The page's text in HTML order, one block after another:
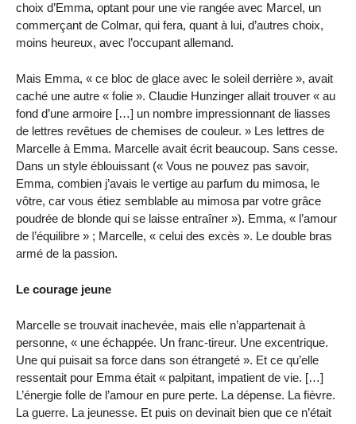
choix d’Emma, optant pour une vie rangée avec Marcel, un
commerçant de Colmar, qui fera, quant à lui, d’autres choix,
moins heureux, avec l’occupant allemand.
Mais Emma, « ce bloc de glace avec le soleil derrière », avait
caché une autre « folie ». Claudie Hunzinger allait trouver « au
fond d’une armoire […] un nombre impressionnant de liasses
de lettres revêtues de chemises de couleur. » Les lettres de
Marcelle à Emma. Marcelle avait écrit beaucoup. Sans cesse.
Dans un style éblouissant (« Vous ne pouvez pas savoir,
Emma, combien j’avais le vertige au parfum du mimosa, le
vôtre, car vous étiez semblable au mimosa par votre grâce
poudrée de blonde qui se laisse entraîner »). Emma, « l’amour
de l’équilibre » ; Marcelle, « celui des excès ». Le double bras
armé de la passion.
Le courage jeune
Marcelle se trouvait inachevée, mais elle n’appartenait à
personne, « une échappée. Un franc-tireur. Une excentrique.
Une qui puisait sa force dans son étrangeté ». Et ce qu’elle
ressentait pour Emma était « palpitant, impatient de vie. […]
L’énergie folle de l’amour en pure perte. La dépense. La fièvre.
La guerre. La jeunesse. Et puis on devinait bien que ce n’était